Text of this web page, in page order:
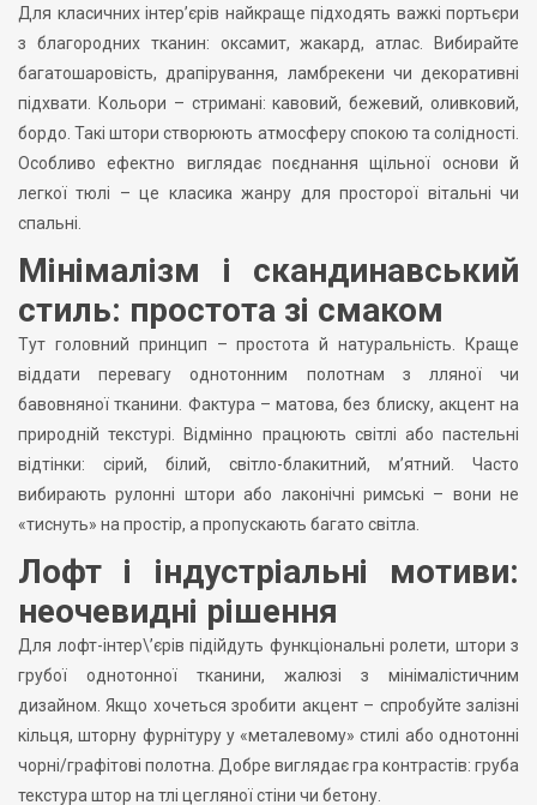
Для класичних інтер’єрів найкраще підходять важкі портьєри
з благородних тканин: оксамит, жакард, атлас. Вибирайте
багатошаровість, драпірування, ламбрекени чи декоративні
підхвати. Кольори – стримані: кавовий, бежевий, оливковий,
бордо. Такі штори створюють атмосферу спокою та солідності.
Особливо ефектно виглядає поєднання щільної основи й
легкої тюлі – це класика жанру для просторої вітальні чи
спальні.
Мінімалізм і скандинавський
стиль: простота зі смаком
Тут головний принцип – простота й натуральність. Краще
віддати перевагу однотонним полотнам з лляної чи
бавовняної тканини. Фактура – матова, без блиску, акцент на
природній текстурі. Відмінно працюють світлі або пастельні
відтінки: сірий, білий, світло-блакитний, м’ятний. Часто
вибирають рулонні штори або лаконічні римські – вони не
«тиснуть» на простір, а пропускають багато світла.
Лофт і індустріальні мотиви:
неочевидні рішення
Для лофт-інтер\’єрів підійдуть функціональні ролети, штори з
грубої однотонної тканини, жалюзі з мінімалістичним
дизайном. Якщо хочеться зробити акцент – спробуйте залізні
кільця, шторну фурнітуру у «металевому» стилі або однотонні
чорні/графітові полотна. Добре виглядає гра контрастів: груба
текстура штор на тлі цегляної стіни чи бетону.